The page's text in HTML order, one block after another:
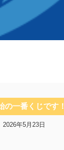
の一番くじです！
2026年5月23日